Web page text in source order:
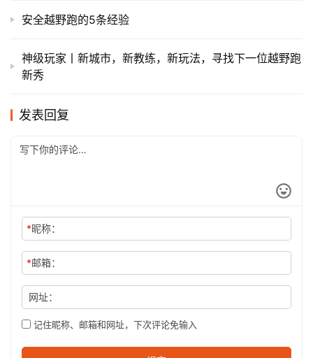
安全越野跑的5条经验
神级玩家丨新城市，新教练，新玩法，寻找下一位越野跑
新秀
发表回复
*昵称：
*邮箱：
网址：
记住昵称、邮箱和网址，下次评论免输入